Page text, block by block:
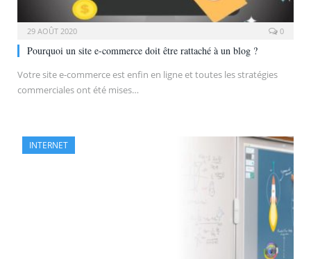
29 AOÛT 2020 0
Pourquoi un site e-commerce doit être rattaché à un blog ?
Votre site e-commerce est enfin en ligne et toutes les stratégies
commerciales ont été mises…
INTERNET